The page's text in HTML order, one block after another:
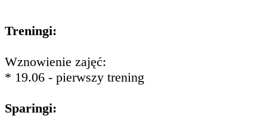
Treningi:
Wznowienie zajęć:
* 19.06 - pierwszy trening
Sparingi: